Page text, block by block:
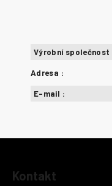
Výrobní společnost
Adresa :
E-mail :
Kontakt